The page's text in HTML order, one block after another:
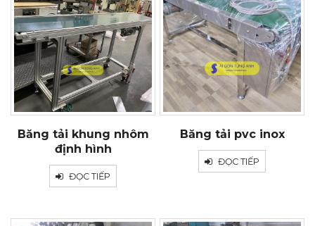
Băng tải khung nhôm
định hình
ĐỌC TIẾP
Băng tải pvc inox
ĐỌC TIẾP